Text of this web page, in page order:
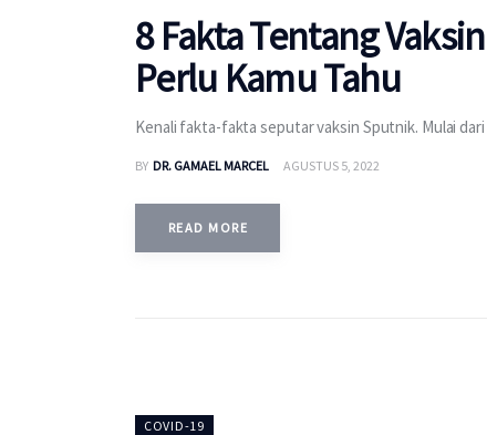
8 Fakta Tentang
Perlu Kamu Tahu
Kenali fakta-fakta seputar vaksin Sputnik. Mulai
BY DR. GAMAEL MARCEL AGUSTUS 5, 2022
READ MORE
COVID-19